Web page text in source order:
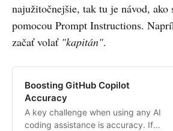
najužitočnejšie, tak tu je návod, ako
pomocou Prompt Instructions.
začať volať "kapitán".
Boosting GitHub Copilot
Accuracy
A key challenge when using any AI
coding assistance is accuracy. If